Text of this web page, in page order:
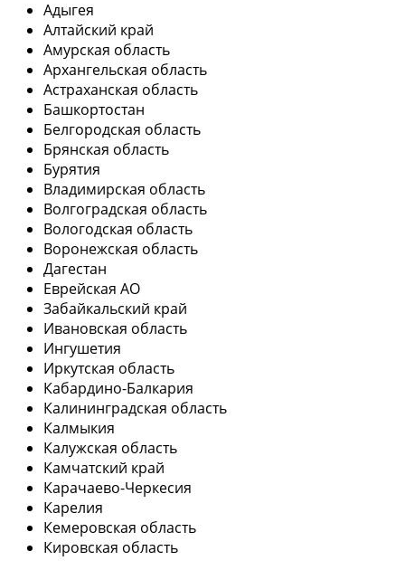
Адыгея
Алтайский край
Амурская область
Архангельская область
Астраханская область
Башкортостан
Белгородская область
Брянская область
Бурятия
Владимирская область
Волгоградская область
Вологодская область
Воронежская область
Дагестан
Еврейская АО
Забайкальский край
Ивановская область
Ингушетия
Иркутская область
Кабардино-Балкария
Калининградская область
Калмыкия
Калужская область
Камчатский край
Карачаево-Черкесия
Карелия
Кемеровская область
Кировская область